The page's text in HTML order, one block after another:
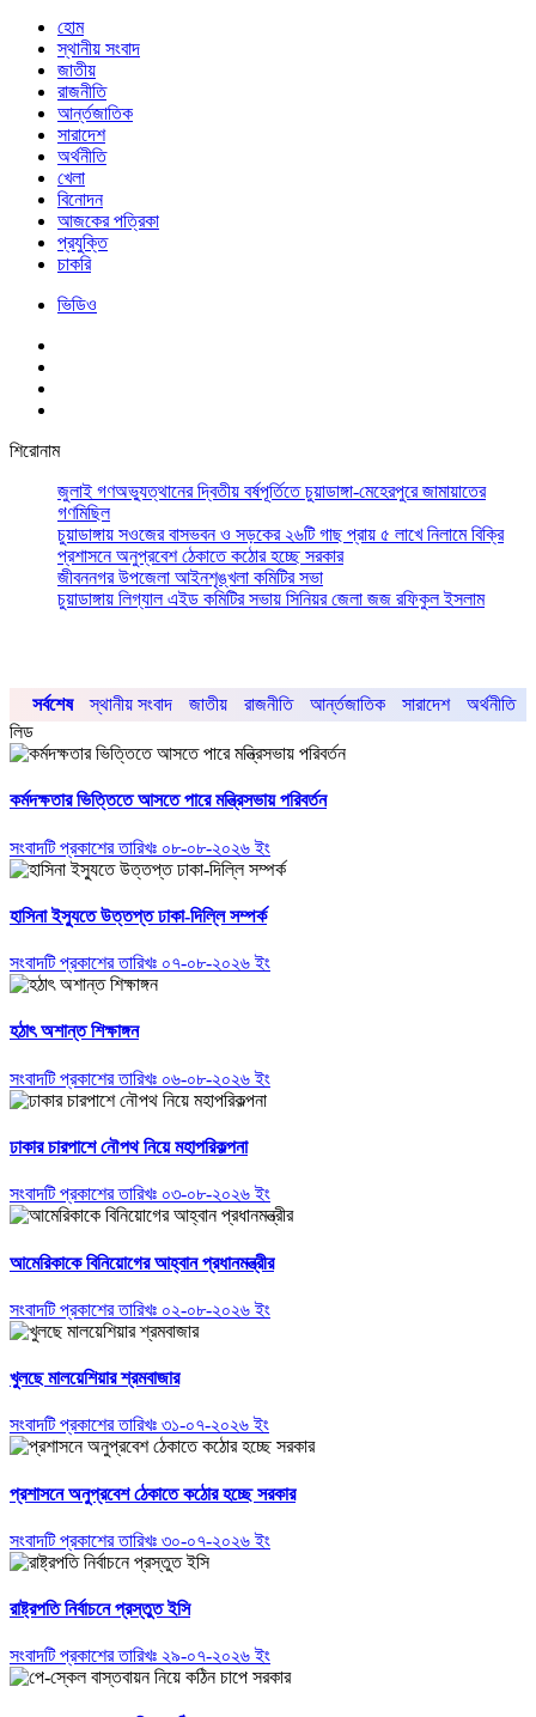
হোম
স্থানীয় সংবাদ
জাতীয়
রাজনীতি
আর্ন্তজাতিক
সারাদেশ
অর্থনীতি
খেলা
বিনোদন
আজকের পত্রিকা
প্রযুক্তি
চাকরি
ভিডিও
শিরোনাম
জুলাই গণঅভ্যুত্থানের দ্বিতীয় বর্ষপূর্তিতে চুয়াডাঙ্গা-মেহেরপুরে জামায়াতের
গণমিছিল
চুয়াডাঙ্গায় সওজের বাসভবন ও সড়কের ২৬টি গাছ প্রায় ৫ লাখে নিলামে বিক্রি
প্রশাসনে অনুপ্রবেশ ঠেকাতে কঠোর হচ্ছে সরকার
জীবননগর উপজেলা আইনশৃঙ্খলা কমিটির সভা
চুয়াডাঙ্গায় লিগ্যাল এইড কমিটির সভায় সিনিয়র জেলা জজ রফিকুল ইসলাম
সর্বশেষ স্থানীয় সংবাদ জাতীয় রাজনীতি আর্ন্তজাতিক সারাদেশ অর্থনীতি
লিড
কর্মদক্ষতার ভিত্তিতে আসতে পারে মন্ত্রিসভায় পরিবর্তন
সংবাদটি প্রকাশের তারিখঃ ০৮-০৮-২০২৬ ইং
হাসিনা ইস্যুতে উত্তপ্ত ঢাকা-দিল্লি সম্পর্ক
সংবাদটি প্রকাশের তারিখঃ ০৭-০৮-২০২৬ ইং
হঠাৎ অশান্ত শিক্ষাঙ্গন
সংবাদটি প্রকাশের তারিখঃ ০৬-০৮-২০২৬ ইং
ঢাকার চারপাশে নৌপথ নিয়ে মহাপরিকল্পনা
সংবাদটি প্রকাশের তারিখঃ ০৩-০৮-২০২৬ ইং
আমেরিকাকে বিনিয়োগের আহ্বান প্রধানমন্ত্রীর
সংবাদটি প্রকাশের তারিখঃ ০২-০৮-২০২৬ ইং
খুলছে মালয়েশিয়ার শ্রমবাজার
সংবাদটি প্রকাশের তারিখঃ ৩১-০৭-২০২৬ ইং
প্রশাসনে অনুপ্রবেশ ঠেকাতে কঠোর হচ্ছে সরকার
সংবাদটি প্রকাশের তারিখঃ ৩০-০৭-২০২৬ ইং
রাষ্ট্রপতি নির্বাচনে প্রস্তুত ইসি
সংবাদটি প্রকাশের তারিখঃ ২৯-০৭-২০২৬ ইং